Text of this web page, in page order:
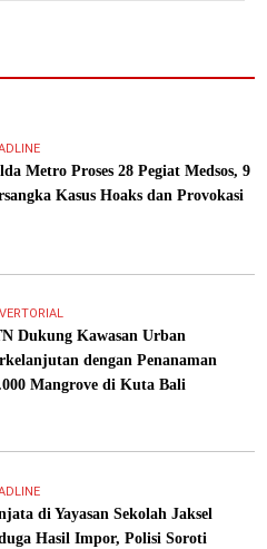
Metro Proses 28 Pegiat Medsos, 9
Kasus Hoaks dan Provokasi
Dukung Kawasan Urban
dengan Penanaman
Mangrove di Kuta Bali
di Yayasan Sekolah Jaksel
Hasil Impor, Polisi Soroti